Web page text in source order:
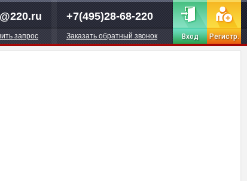
запрос
+7(495)28-68-220
Заказать обратный звонок Вход Регистр.